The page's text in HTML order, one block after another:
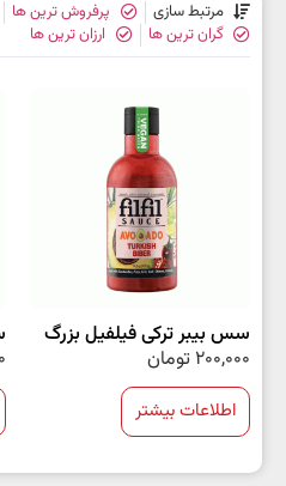
مرتبط سازی پرفروش ترین ها
گران ترین ها
ارزان ترین ها
سس بیبر ترکی فیلفیل بزرگ
200,000 تومان
اطلاعات بیشتر